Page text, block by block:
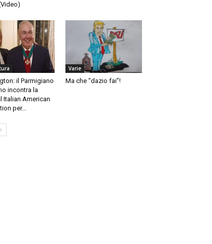
il Parmigiano
incontra la
Italian American
per...
Varie
Ma che “dazio fai”!